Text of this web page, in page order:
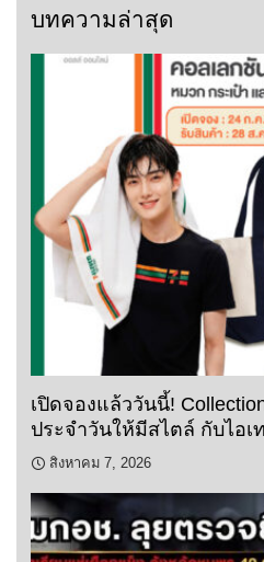
บทความล่าสุด
เปิดจองแล้ววันนี้!
ประจำวันให้มีสไตล์ กับไอ
สิงหาคม 7, 2026